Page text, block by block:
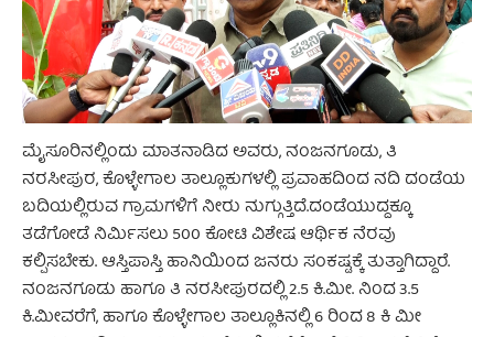
ಮೈಸೂರಿನಲ್ಲಿಂದು ಮಾತನಾಡಿದ ಅವರು, ನಂಜನಗೂಡು, ತಿ
ನರಸೀಪುರ, ಕೊಳ್ಳೇಗಾಲ ತಾಲ್ಲೂಕುಗಳಲ್ಲಿ ಪ್ರವಾಹದಿಂದ ನದಿ ದಂಡೆಯ
ಬದಿಯಲ್ಲಿರುವ ಗ್ರಾಮಗಳಿಗೆ ನೀರು ನುಗ್ಗುತ್ತಿದೆ.ದಂಡೆಯುದ್ದಕ್ಕೂ
ತಡೆಗೋಡೆ ನಿರ್ಮಿಸಲು 500 ಕೋಟಿ ವಿಶೇಷ ಆರ್ಥಿಕ ನೆರವು
ಕಲ್ಪಿಸಬೇಕು. ಆಸ್ತಿಪಾಸ್ತಿ ಹಾನಿಯಿಂದ ಜನರು ಸಂಕಷ್ಟಕ್ಕೆ ತುತ್ತಾಗಿದ್ದಾರೆ.
ನಂಜನಗೂಡು ಹಾಗೂ ತಿ ನರಸೀಪುರದಲ್ಲಿ 2.5 ಕಿ.ಮೀ. ನಿಂದ 3.5
ಕಿ.ಮೀವರೆಗೆ, ಹಾಗೂ ಕೊಳ್ಳೇಗಾಲ ತಾಲ್ಲೂಕಿನಲ್ಲಿ 6 ರಿಂದ 8 ಕಿ ಮೀ